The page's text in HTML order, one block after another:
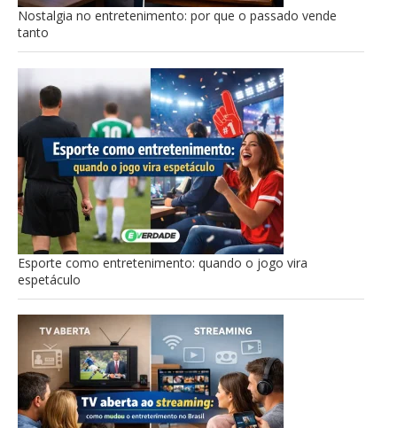
Nostalgia no entretenimento: por que o passado vende
tanto
Esporte como entretenimento: quando o jogo vira
espetáculo